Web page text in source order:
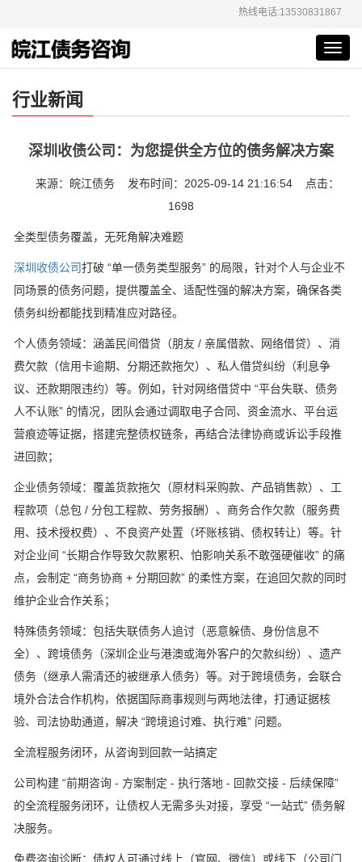
热线电话:13530831867
行业新闻
深圳收债公司：为您提供全方位的债务解决方案
来源：皖江债务 发布时间：2025-09-14 21:16:54 点击：
1698
全类型债务覆盖，无死角解决难题
深圳收债公司打破 “单一债务类型服务” 的局限，针对个人与企业不
同场景的债务问题，提供覆盖全、适配性强的解决方案，确保各类
债务纠纷都能找到精准应对路径。
个人债务领域：涵盖民间借贷（朋友 / 亲属借款、网络借贷）、消
费欠款（信用卡逾期、分期还款拖欠）、私人借贷纠纷（利息争
议、还款期限违约）等。例如，针对网络借贷中 “平台失联、债务
人不认账” 的情况，团队会通过调取电子合同、资金流水、平台运
营痕迹等证据，搭建完整债权链条，再结合法律协商或诉讼手段推
进回款；
企业债务领域：覆盖货款拖欠（原材料采购款、产品销售款）、工
程款项（总包 / 分包工程款、劳务报酬）、商务合作欠款（服务费
用、技术授权费）、不良资产处置（坏账核销、债权转让）等。针
对企业间 “长期合作导致欠款累积、怕影响关系不敢强硬催收” 的痛
点，会制定 “商务协商 + 分期回款” 的柔性方案，在追回欠款的同时
维护企业合作关系；
特殊债务领域：包括失联债务人追讨（恶意躲债、身份信息不
全）、跨境债务（深圳企业与港澳或海外客户的欠款纠纷）、遗产
债务（继承人需清还的被继承人债务）等。对于跨境债务，会联合
境外合法合作机构，依据国际商事规则与两地法律，打通证据核
验、司法协助通道，解决 “跨境追讨难、执行难” 问题。
全流程服务闭环，从咨询到回款一站搞定
公司构建 “前期咨询 - 方案制定 - 执行落地 - 回款交接 - 后续保障”
的全流程服务闭环，让债权人无需多头对接，享受 “一站式” 债务解
决服务。
免费咨询诊断：债权人可通过线上（官网、微信）或线下（公司门